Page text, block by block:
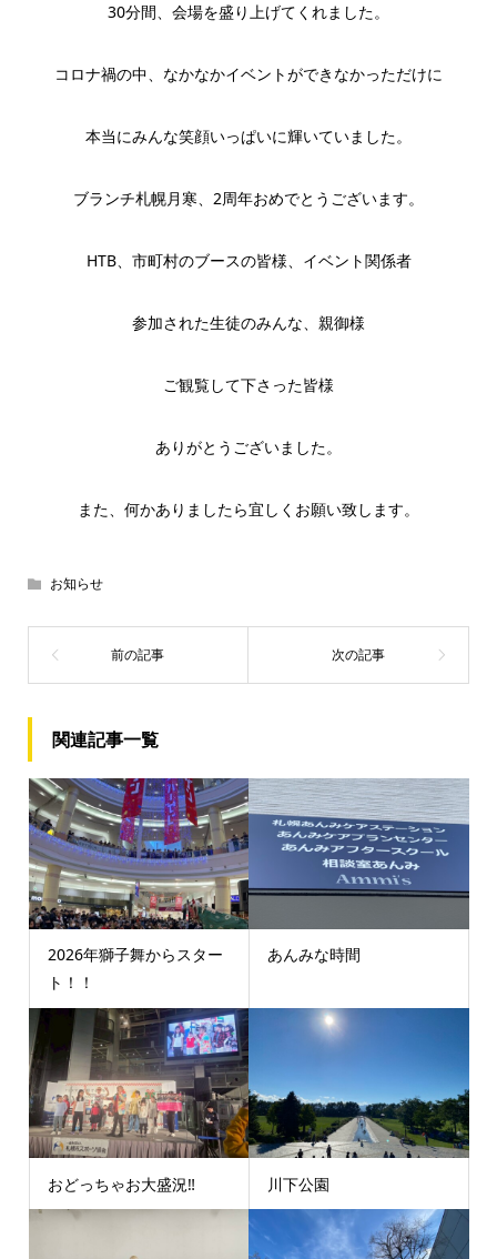
30分間、会場を盛り上げてくれました。
コロナ禍の中、なかなかイベントができなかっただけに
本当にみんな笑顔いっぱいに輝いていました。
ブランチ札幌月寒、2周年おめでとうございます。
HTB、市町村のブースの皆様、イベント関係者
参加された生徒のみんな、親御様
ご観覧して下さった皆様
ありがとうございました。
また、何かありましたら宜しくお願い致します。
お知らせ
関連記事一覧
2026年獅子舞からスター
ト！！
あんみな時間
おどっちゃお大盛況‼️ 川下公園